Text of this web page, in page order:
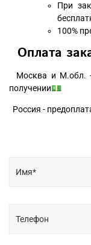
При
100%
Оплата
Москва и М.обл.
получении💵
Россия -